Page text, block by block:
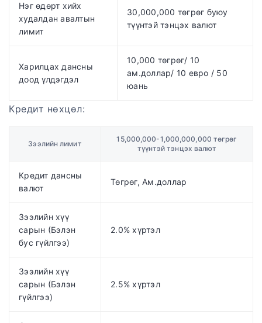
Нэг өдөрт хийх
худалдан авалтын
лимит
30,000,000 төгрөг буюу
түүнтэй тэнцэх валют
Харилцах дансны
доод үлдэгдэл
10,000 төгрөг/ 10
ам.доллар/ 10 евро / 50
юань
Кредит нөхцөл:
Зээлийн лимит
15,000,000-1,000,000,000 төгрөг
түүнтэй тэнцэх валют
Кредит дансны
валют
Төгрөг, Ам.доллар
Зээлийн хүү
сарын (Бэлэн
бус гүйлгээ)
2.0% хүртэл
Зээлийн хүү
сарын (Бэлэн
гүйлгээ)
2.5% хүртэл